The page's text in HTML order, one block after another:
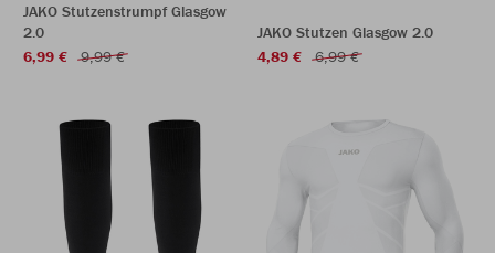
JAKO Stutzenstrumpf Glasgow
2.0
6,99 €
9,99 €
JAKO Stutzen Glasgow 2.0
4,89 €
6,99 €